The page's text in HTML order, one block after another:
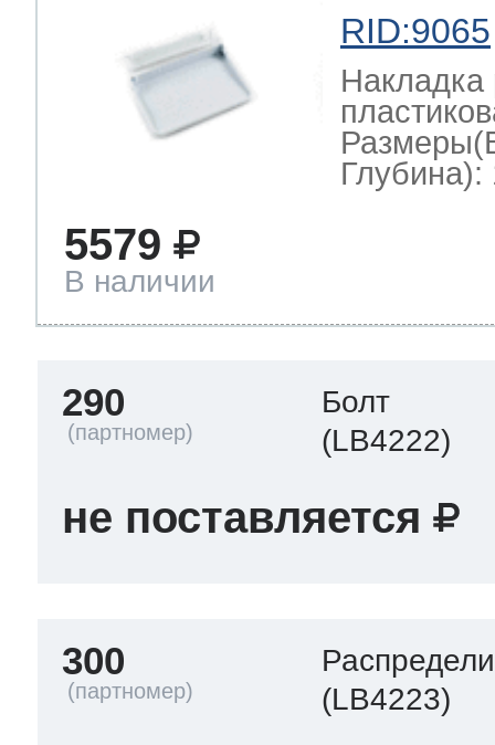
RID:9065
Накладка
Глубина):
5579
В наличии
290
Болт
(LB4222)
не поставляется
300
(LB4223)